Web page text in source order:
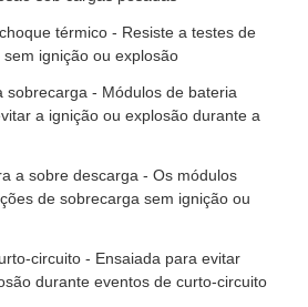
térmico - Resiste a testes de
ignição ou explosão
sobrecarga - Módulos de bateria
a ignição ou explosão durante a
a sobre descarga - Os módulos
de sobrecarga sem ignição ou
circuito - Ensaiada para evitar
durante eventos de curto-circuito